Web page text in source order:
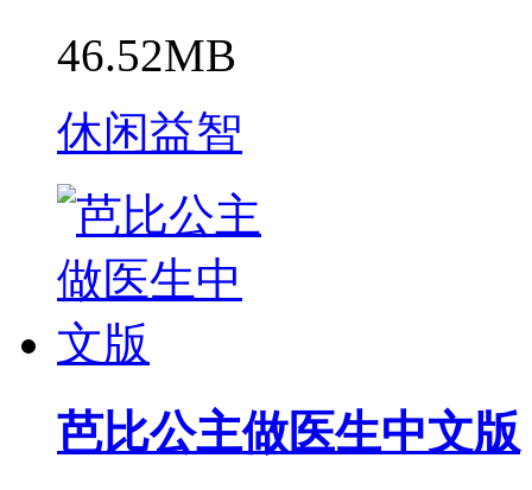
46.52MB
休闲益智
芭比公主做医生中文版